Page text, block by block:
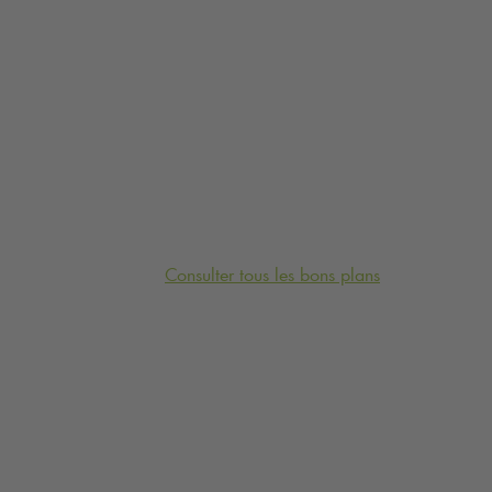
Consulter tous les bons plans